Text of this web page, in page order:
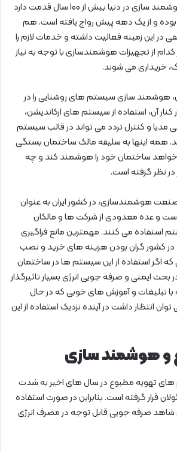
علیرغم اینکه صنعت هوشمند سازی در دنیا بیش از 100 سال قدمت دارد
بوده و از یک دهه پیش رواج یافته است. هم
این زمینه فعالیت داشته و خدمات لازم را
کدام از تجهیزات هوشمندسازی با توجه به نیاز
خریداری می شوند.
هوشمند سازی سیستم های روشنایی را در
آن، استفاده از سیستم های ارکاندیشن،
مدیا و کنترل تردد می تواند در قالب سیستم
همه اینها به سلیقه مالک ساختمان بستگی
خواهد ساختمان خود را هوشمند کند و چه
در نظر گرفته است.
هوشمندسازی، در کشور ایران به عنوان
و عده معدودی از شرکت ها و مالکان
استفاده می کنند. مهمترین مانع فراگیری
کشور گران بودن هزینه های خرید و نصب
اگر استفاده از این سیستم ها در ساختمان
ایمنی و صرفه جویی انرژی بسیار تاثیرگذار
تبلیغات و آموزش های خوبی که در حال
انتظار داشت در آینده نزدیک استفاده از این
و هوشمند سازی
تهویه مطبوع در سال های اخیر به شدت
قرار گرفته است. بنابراین در صورت استفاده
شاهد صرفه جویی قابل توجه در مصرف انرژی